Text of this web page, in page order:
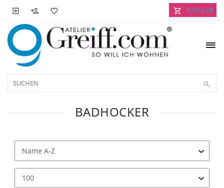
0,00 EUR
BADHOCKER